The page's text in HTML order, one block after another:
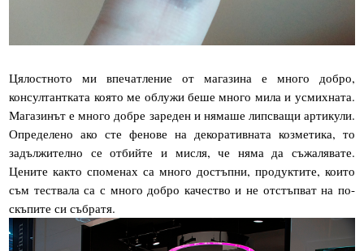
Цялостното ми впечатление от магазина е много добро,
консултантката която ме облужи беше много мила и усмихната.
Магазинът е много добре зареден и нямаше липсващи артикули.
Определено ако сте фенове на декоративната козметика, то
задължително се отбийте и мисля, че няма да съжалявате.
Цените както споменах са много достъпни, продуктите, които
съм тествала са с много добро качество и не отстъпват на по-
скъпите си събратя.